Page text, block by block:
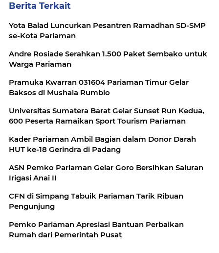
Berita Terkait
Yota Balad Luncurkan Pesantren Ramadhan SD-SMP
se-Kota Pariaman
Andre Rosiade Serahkan 1.500 Paket Sembako untuk
Warga Pariaman
Pramuka Kwarran 031604 Pariaman Timur Gelar
Baksos di Mushala Rumbio
Universitas Sumatera Barat Gelar Sunset Run Kedua,
600 Peserta Ramaikan Sport Tourism Pariaman
Kader Pariaman Ambil Bagian dalam Donor Darah
HUT ke-18 Gerindra di Padang
ASN Pemko Pariaman Gelar Goro Bersihkan Saluran
Irigasi Anai II
CFN di Simpang Tabuik Pariaman Tarik Ribuan
Pengunjung
Pemko Pariaman Apresiasi Bantuan Perbaikan
Rumah dari Pemerintah Pusat